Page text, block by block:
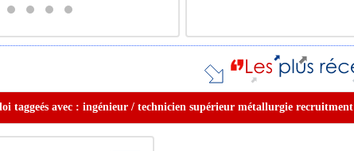
taggeés avec : ingénieur / technicien supérieur métallurgie recruitment